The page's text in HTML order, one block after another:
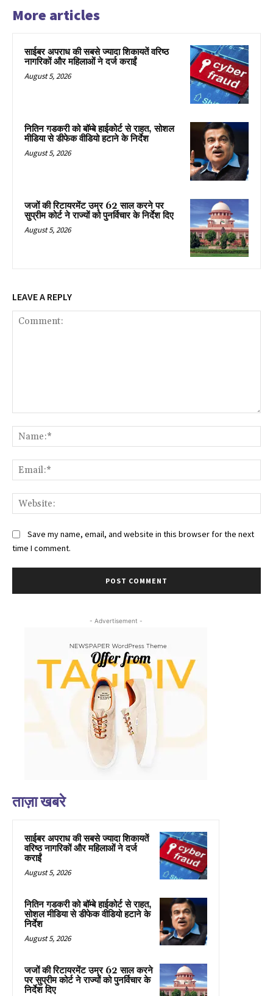
More articles
साईबर अपराध की सबसे ज्यादा शिकायतें वरिष्ठ
नागरिकों और महिलाओं ने दर्ज कराईं
August 5, 2026
नितिन गडकरी को बॉम्बे हाईकोर्ट से राहत, सोशल
मीडिया से डीफेक वीडियो हटाने के निर्देश
August 5, 2026
जजों की रिटायरमेंट उम्र 62 साल करने पर
सुप्रीम कोर्ट ने राज्यों को पुनर्विचार के निर्देश दिए
August 5, 2026
LEAVE A REPLY
Save my name, email, and website in this browser for the next
time I comment.
- Advertisement -
ताज़ा खबरे
साईबर अपराध की सबसे ज्यादा शिकायतें
वरिष्ठ नागरिकों और महिलाओं ने दर्ज
कराईं
August 5, 2026
नितिन गडकरी को बॉम्बे हाईकोर्ट से राहत,
सोशल मीडिया से डीफेक वीडियो हटाने के
निर्देश
August 5, 2026
जजों की रिटायरमेंट उम्र 62 साल करने
पर सुप्रीम कोर्ट ने राज्यों को पुनर्विचार के
निर्देश दिए